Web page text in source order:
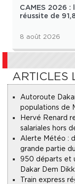
CAMES 2026 :
réussite de
8 août 2026
ARTICLES
Autoroute
populations de
Hervé Renard
salariales hors
Alerte Météo :
grande partie
950 départs et
Dakar Dem
Train express